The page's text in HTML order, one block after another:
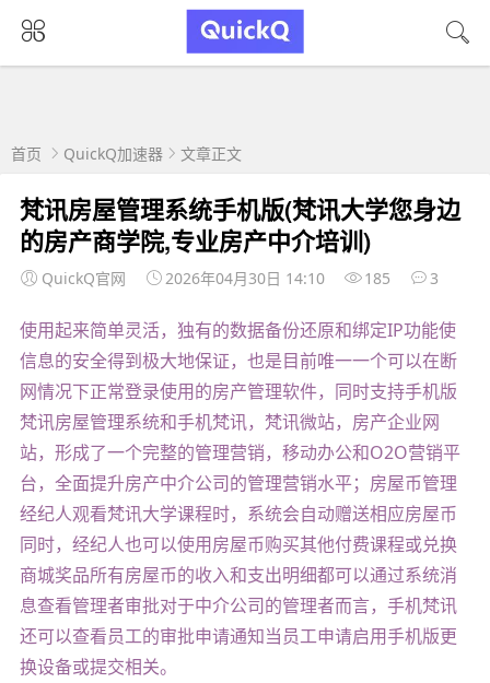
首页 QuickQ加速器 文章正文
梵讯房屋管理系统手机版(梵讯大学您身边
的房产商学院,专业房产中介培训)
QuickQ官网 2026年04月30日 14:10 185 3
使用起来简单灵活，独有的数据备份还原和绑定IP功能使
信息的安全得到极大地保证，也是目前唯一一个可以在断
网情况下正常登录使用的房产管理软件，同时支持手机版
梵讯房屋管理系统和手机梵讯，梵讯微站，房产企业网
站，形成了一个完整的管理营销，移动办公和O2O营销平
台，全面提升房产中介公司的管理营销水平；房屋币管理
经纪人观看梵讯大学课程时，系统会自动赠送相应房屋币
同时，经纪人也可以使用房屋币购买其他付费课程或兑换
商城奖品所有房屋币的收入和支出明细都可以通过系统消
息查看管理者审批对于中介公司的管理者而言，手机梵讯
还可以查看员工的审批申请通知当员工申请启用手机版更
换设备或提交相关。